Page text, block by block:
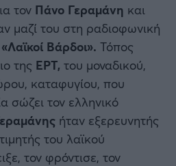
τον Πάνο Γεραμάνη και
μαζί του στη ραδιοφωνική
«Λαϊκοί Βάρδοι». Τόπος
της ΕΡΤ, του μοναδικού,
καταφυγίου, που
σώζει τον ελληνικό
ήταν εξερευνητής
του λαϊκού
τον φρόντισε, τον